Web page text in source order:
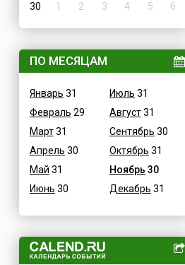
30
1 2 3 4 5 6
ПО МЕСЯЦАМ
Январь 31
Февраль 29
Март31
Апрель 30
Май 31
Июнь 30
Июль 31
Август31
Сентябрь 30
Октябрь 31
Ноябрь 30
Декабрь 31